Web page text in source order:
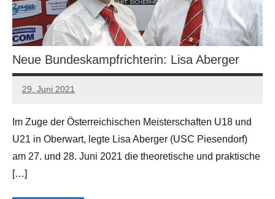
Neue Bundeskampfrichterin: Lisa Aberger
29. Juni 2021
Manfred
Im Zuge der Österreichischen Meisterschaften U18 und
U21 in Oberwart, legte Lisa Aberger (USC Piesendorf)
am 27. und 28. Juni 2021 die theoretische und praktische
[…]